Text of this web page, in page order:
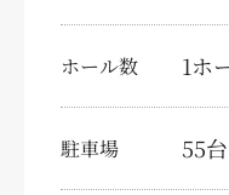
ホール数 1ホ
駐車場 55台
特定商取引法に関す